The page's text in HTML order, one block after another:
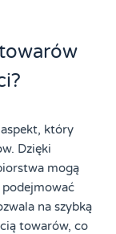
który
Dzięki
mogą
na szybką
towarów, co